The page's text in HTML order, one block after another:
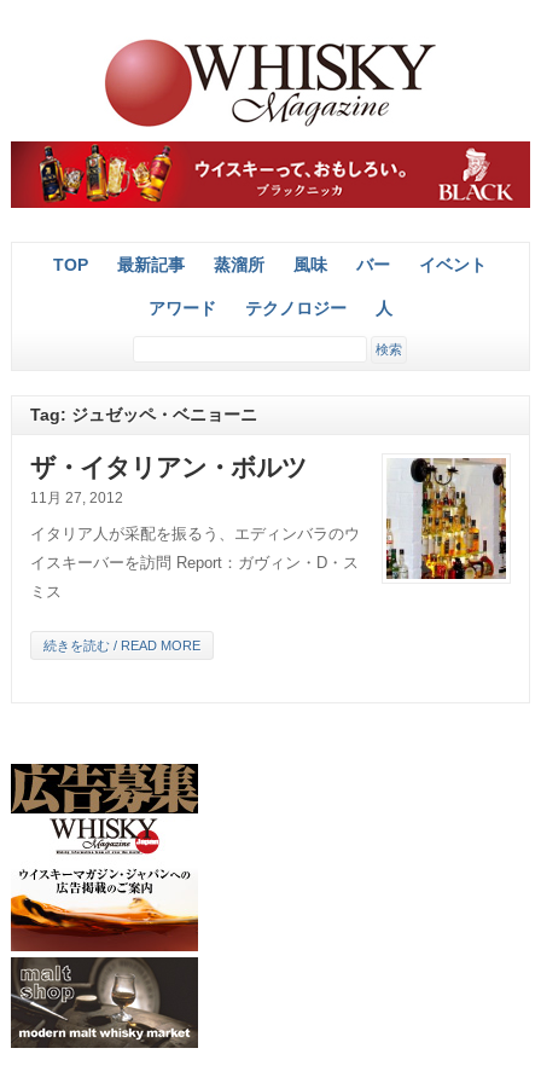
TOP 最新記事 蒸溜所 風味 バー イベント
アワード テクノロジー 人
Tag: ジュゼッペ・ベニョーニ
ザ・イタリアン・ボルツ
11月 27, 2012
イタリア人が采配を振るう、エディンバラのウ
イスキーバーを訪問 Report：ガヴィン・D・ス
ミス
続きを読む / READ MORE